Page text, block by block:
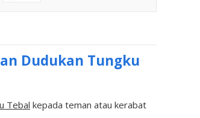
Dudukan Tungku
Tebal kepada teman atau kerabat